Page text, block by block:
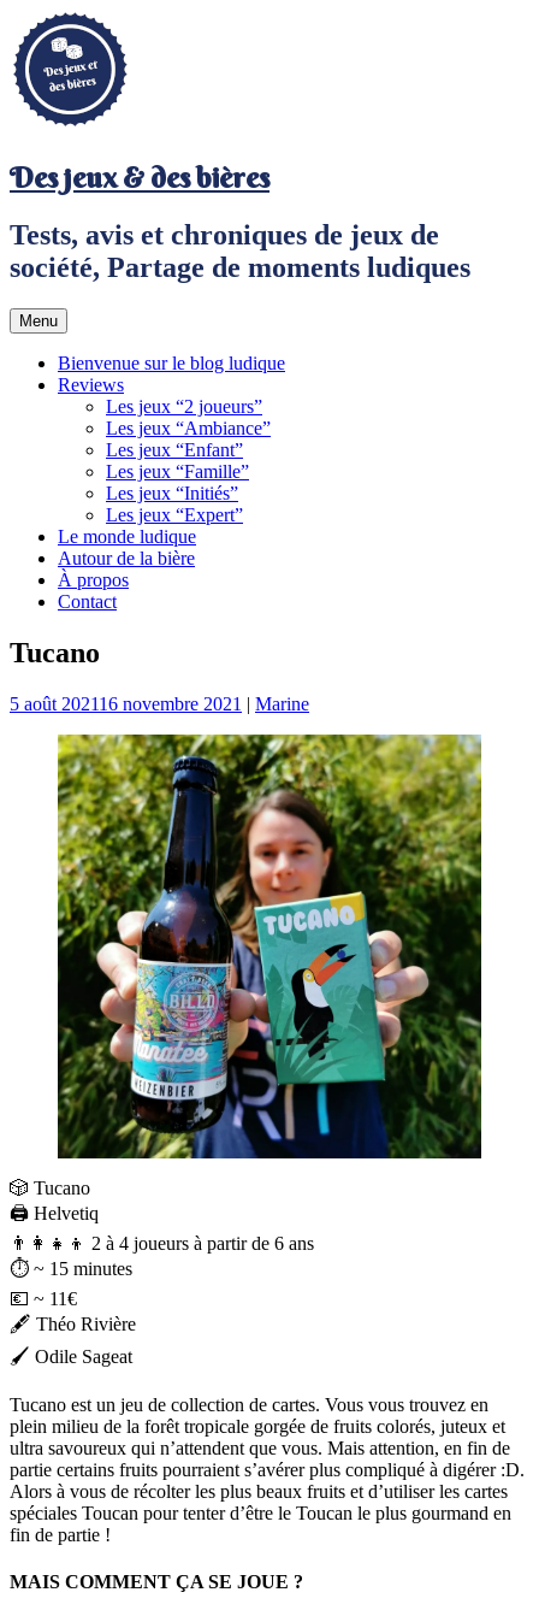
Aller
au
contenu
principal
Des jeux & des bières
Tests, avis et chroniques de jeux de
société, Partage de moments ludiques
Menu
Bienvenue sur le blog ludique
Reviews
Les jeux “2 joueurs”
Les jeux “Ambiance”
Les jeux “Enfant”
Les jeux “Famille”
Les jeux “Initiés”
Les jeux “Expert”
Le monde ludique
Autour de la bière
À propos
Contact
Tucano
5 août 202116 novembre 2021 | Marine
🎲 Tucano
🖨️ Helvetiq
👨‍👩‍👧‍👦 2 à 4 joueurs à partir de 6 ans⠀
⏱️ ~ 15 minutes
💶 ~ 11€ ⠀
🖋️ Théo Rivière
🖌️ Odile Sageat
Tucano est un jeu de collection de cartes. Vous vous trouvez en
plein milieu de la forêt tropicale gorgée de fruits colorés, juteux et
ultra savoureux qui n’attendent que vous. Mais attention, en fin de
partie certains fruits pourraient s’avérer plus compliqué à digérer :D.
Alors à vous de récolter les plus beaux fruits et d’utiliser les cartes
spéciales Toucan pour tenter d’être le Toucan le plus gourmand en
fin de partie !
MAIS COMMENT ÇA SE JOUE ?